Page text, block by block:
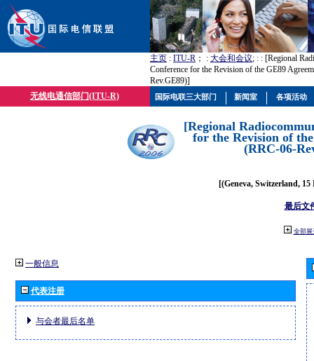
主页 : ITU-R ； : 大会和会议; : : [Regional
Conference for the Revision of the GE89
Rev.GE89)]
无线电通信部门(ITU-R)
[Regional
for the Revision of
(RRC-06-
[(Geneva, Switzerland, 15
最后文
全部展
一般信息
代表注册
与会者最后名单
国际电联三大部门 新闻室 各项活动